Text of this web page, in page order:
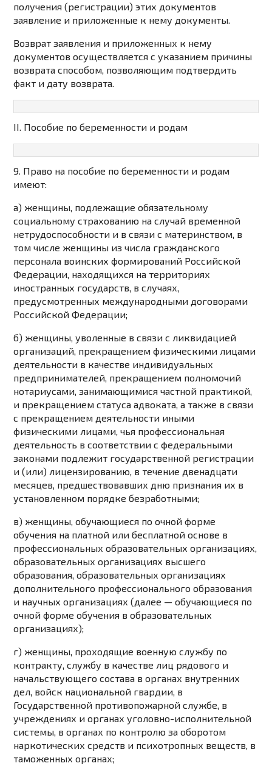
получения (регистрации) этих документов
заявление и приложенные к нему документы.
Возврат заявления и приложенных к нему
документов осуществляется с указанием причины
возврата способом, позволяющим подтвердить
факт и дату возврата.
II. Пособие по беременности и родам
9. Право на пособие по беременности и родам
имеют:
а) женщины, подлежащие обязательному
социальному страхованию на случай временной
нетрудоспособности и в связи с материнством, в
том числе женщины из числа гражданского
персонала воинских формирований Российской
Федерации, находящихся на территориях
иностранных государств, в случаях,
предусмотренных международными договорами
Российской Федерации;
б) женщины, уволенные в связи с ликвидацией
организаций, прекращением физическими лицами
деятельности в качестве индивидуальных
предпринимателей, прекращением полномочий
нотариусами, занимающимися частной практикой,
и прекращением статуса адвоката, а также в связи
с прекращением деятельности иными
физическими лицами, чья профессиональная
деятельность в соответствии с федеральными
законами подлежит государственной регистрации
и (или) лицензированию, в течение двенадцати
месяцев, предшествовавших дню признания их в
установленном порядке безработными;
в) женщины, обучающиеся по очной форме
обучения на платной или бесплатной основе в
профессиональных образовательных организациях,
образовательных организациях высшего
образования, образовательных организациях
дополнительного профессионального образования
и научных организациях (далее — обучающиеся по
очной форме обучения в образовательных
организациях);
г) женщины, проходящие военную службу по
контракту, службу в качестве лиц рядового и
начальствующего состава в органах внутренних
дел, войск национальной гвардии, в
Государственной противопожарной службе, в
учреждениях и органах уголовно-исполнительной
системы, в органах по контролю за оборотом
наркотических средств и психотропных веществ, в
таможенных органах;